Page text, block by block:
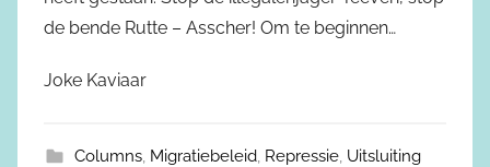
de bende Rutte – Asscher! Om te beginnen…
Joke Kaviaar
Columns, Migratiebeleid, Repressie, Uitsluiting